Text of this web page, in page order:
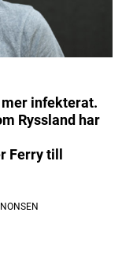
infekterat.
Ryssland har
Ferry till